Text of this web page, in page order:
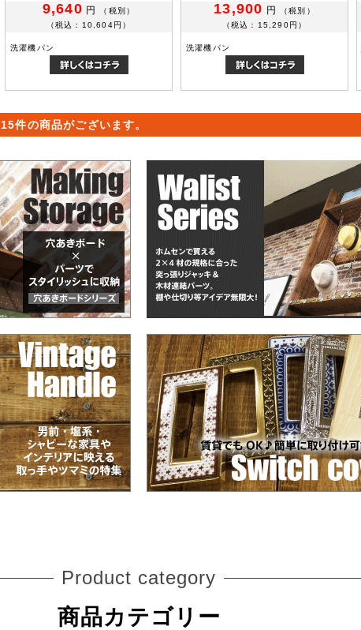
9,640 円
（税別）
（税込：10,604円）
洗濯機パン
13,900 円
（税別）
（税込：15,290円）
洗濯機パン
15件の商品がございます。
Product category
商品カテゴリー